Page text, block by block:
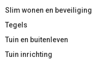
Slim wonen en beveiliging
Tegels
Tuin en buitenleven
Tuin inrichting